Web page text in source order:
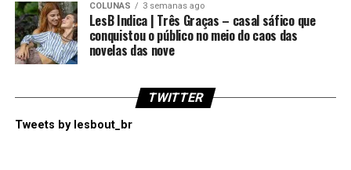
COLUNAS 3 semanas ago
LesB Indica | Três Graças – casal sáfico que
conquistou o público no meio do caos das
novelas das nove
TWITTER
Tweets by lesbout_br